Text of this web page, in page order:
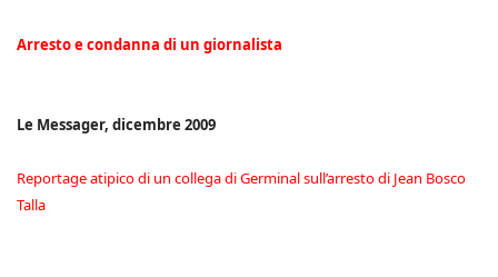
Arresto e condanna di un giornalista
Le Messager, dicembre 2009
Reportage atipico di un collega di Germinal sull’arresto di Jean Bosco
Talla